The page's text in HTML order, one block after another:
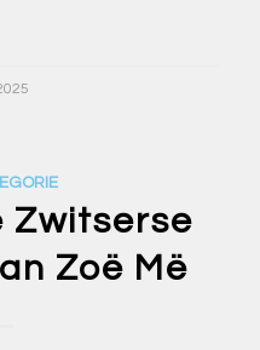
Zwitserse
Zoë Më